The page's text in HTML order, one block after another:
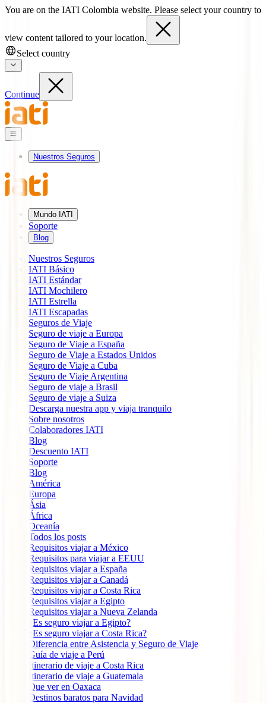
You are on the IATI Colombia website. Please select your country to
view content tailored to your location.
Select country
Continue
Nuestros Seguros
Mundo IATI
Soporte
Blog
Nuestros Seguros
IATI Básico
IATI Estándar
IATI Mochilero
IATI Estrella
IATI Escapadas
Seguros de Viaje
Seguro de viaje a Europa
Seguro de Viaje a España
Seguro de Viaje a Estados Unidos
Seguro de Viaje a Cuba
Seguro de Viaje Argentina
Seguro de viaje a Brasil
Seguro de viaje a Suiza
Descarga nuestra app y viaja tranquilo
Sobre nosotros
Colaboradores IATI
Blog
Descuento IATI
Soporte
Blog
América
Europa
Ásia
África
Oceanía
Todos los posts
Requisitos viajar a México
Requisitos para viajar a EEUU
Requisitos viajar a España
Requisitos viajar a Canadá
Requisitos viajar a Costa Rica
Requisitos viajar a Egipto
Requisitos viajar a Nueva Zelanda
¿Es seguro viajar a Egipto?
¿Es seguro viajar a Costa Rica?
Diferencia entre Asistencia y Seguro de Viaje
Guía de viaje a Perú
Itinerario de viaje a Costa Rica
Itinerario de viaje a Guatemala
Que ver en Oaxaca
Destinos baratos para Navidad